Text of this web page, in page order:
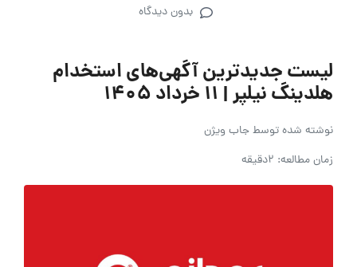
بدون دیدگاه
لیست جدیدترین آگهی‌های استخدام
هلدینگ نیلپر | ۱۱ خرداد ۱۴۰۵
نوشته شده توسطجاب ویژن
زمان مطالعه: 2دقیقه